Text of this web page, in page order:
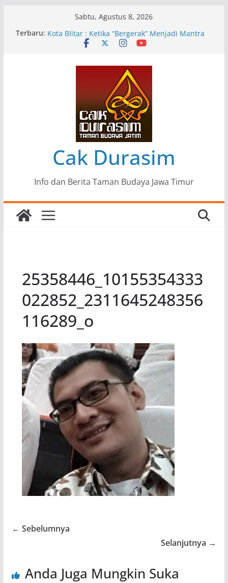
Sabtu, Agustus 8, 2026
Terbaru: Pameran Lukisan Komunitas Patria Seni Rupa
Kota Blitar : Ketika “Bergerak” Menjadi Mantra
Mengupas Sunyi dan Luka di Balik “Samaleak”
Menjaga Marwah Seni dan Budaya: Catatan
Kunjungan Kerja Ir. Bambang Haryo Soekartono
(BHS) Anggota DPR RI ke Taman Budaya Jawa
Pameran Tunggal 35 Karya Agus Koecink
“Tumbang Tambang”, Ungkapan Kritis Tentang
Derita Pekerja Pertambangan
Cak Durasim
Info dan Berita Taman Budaya Jawa Timur
25358446_10155354333
022852_2311645248356
116289_o
← Sebelumnya
Selanjutnya →
Anda Juga Mungkin Suka